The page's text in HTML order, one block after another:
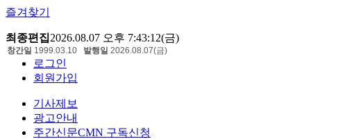
즐겨찾기
최종편집2026.08.07 오후 7:43:12(금)
로그인
회원가입
기사제보
광고안내
주간신문CMN 구독신청
창간일 1999.03.10 발행일 2026.08.07(금)